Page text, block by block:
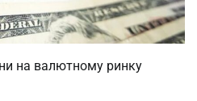
на валютному ринку